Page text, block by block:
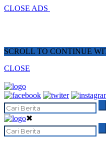
CLOSE ADS
SCROLL TO CONTINUE
CLOSE
✖